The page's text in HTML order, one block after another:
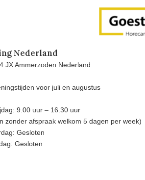
Nederland
JX Ammerzoden Nederland
voor juli en augustus
9.00 uur – 16.30 uur
zonder afspraak welkom 5 dagen per week)
Gesloten
Gesloten